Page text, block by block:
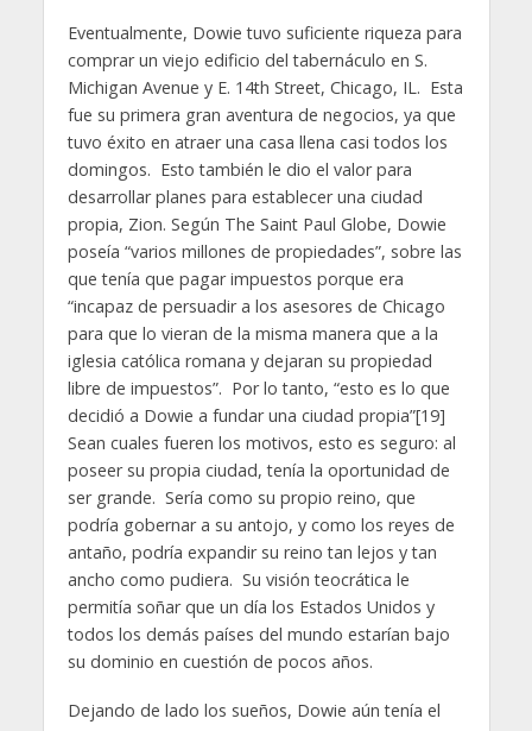
Eventualmente, Dowie tuvo suficiente riqueza para
comprar un viejo edificio del tabernáculo en S.
Michigan Avenue y E. 14th Street, Chicago, IL. Esta
fue su primera gran aventura de negocios, ya que
tuvo éxito en atraer una casa llena casi todos los
domingos. Esto también le dio el valor para
desarrollar planes para establecer una ciudad
propia, Zion. Según The Saint Paul Globe, Dowie
poseía “varios millones de propiedades”, sobre las
que tenía que pagar impuestos porque era
“incapaz de persuadir a los asesores de Chicago
para que lo vieran de la misma manera que a la
iglesia católica romana y dejaran su propiedad
libre de impuestos”. Por lo tanto, “esto es lo que
decidió a Dowie a fundar una ciudad propia”[19]
Sean cuales fueren los motivos, esto es seguro: al
poseer su propia ciudad, tenía la oportunidad de
ser grande. Sería como su propio reino, que
podría gobernar a su antojo, y como los reyes de
antaño, podría expandir su reino tan lejos y tan
ancho como pudiera. Su visión teocrática le
permitía soñar que un día los Estados Unidos y
todos los demás países del mundo estarían bajo
su dominio en cuestión de pocos años.
Dejando de lado los sueños, Dowie aún tenía el